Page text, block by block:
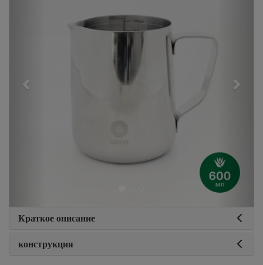
Краткое описание
конструкция